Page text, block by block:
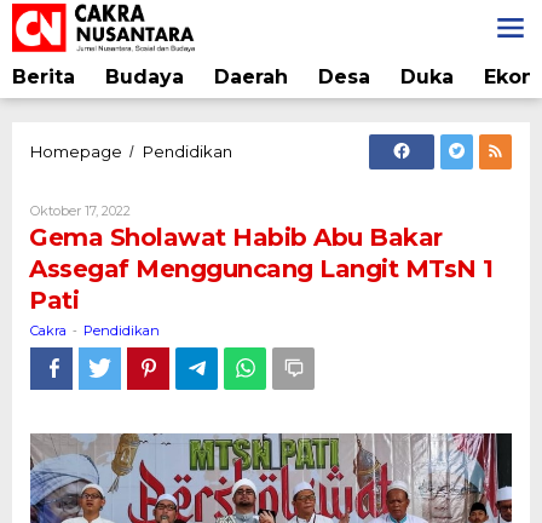
Lewati
ke
konten
Berita Budaya Daerah Desa Duka
Homepage / Pendidikan
Bakar
Assegaf
MTsN
1
Pati
Oktober 17, 2022
Cakra
Gema Sholawat Habib Abu Bakar
Assegaf Mengguncang Langit MTsN 1
Pati
Cakra - Pendidikan